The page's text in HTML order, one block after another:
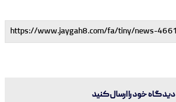
دیدگاه خود را ارسال کنید